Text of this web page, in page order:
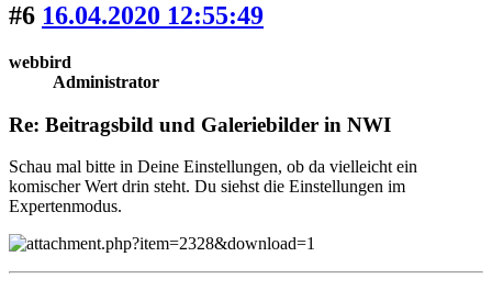
#6 16.04.2020 12:55:49
webbird
Administrator
Re: Beitragsbild und Galeriebilder in NWI
Schau mal bitte in Deine Einstellungen, ob da vielleicht ein
komischer Wert drin steht. Du siehst die Einstellungen im
Expertenmodus.